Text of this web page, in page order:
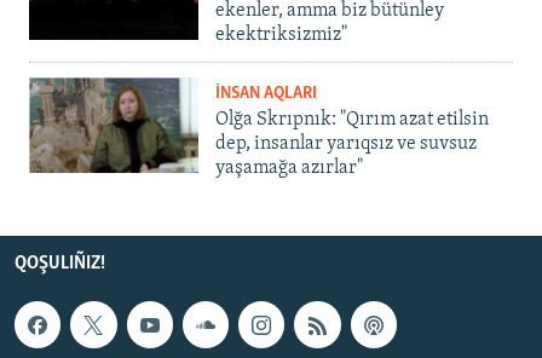
ekenler, amma biz bütünley
ekektriksizmiz"
İNSAN AQLARI
Olğa Skrıpnık: "Qırım azat etilsin
dep, insanlar yarıqsız ve suvsuz
yaşamağa azırlar"
QOŞULIÑIZ!